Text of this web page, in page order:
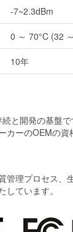
-7~2.3dBm
0 ～ 70°C (32
10年
と開発の基盤
カーのOEMの資
管理プロセス
ています。